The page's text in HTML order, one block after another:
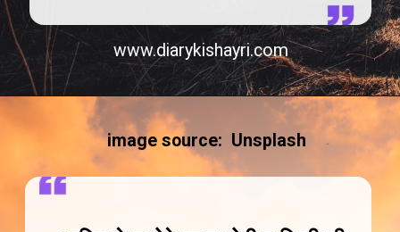
www.diarykishayri.com
image source: Unsplash